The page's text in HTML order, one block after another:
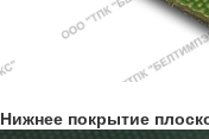
Нижнее покрытие